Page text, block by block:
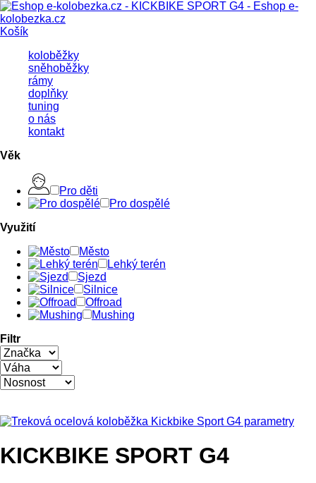
Košík
koloběžky
sněhoběžky
rámy
doplňky
tuning
o nás
kontakt
Věk
Pro děti
Pro dospělé
Využití
Město
Lehký terén
Sjezd
Silnice
Offroad
Mushing
Filtr
KICKBIKE SPORT G4